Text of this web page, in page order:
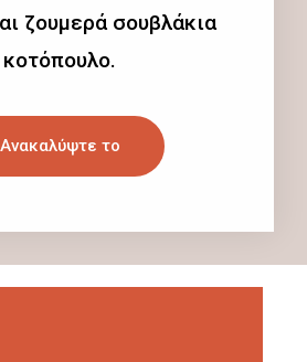
ζουμερά σουβλάκια
κοτόπουλο.
Ανακαλύψτε το